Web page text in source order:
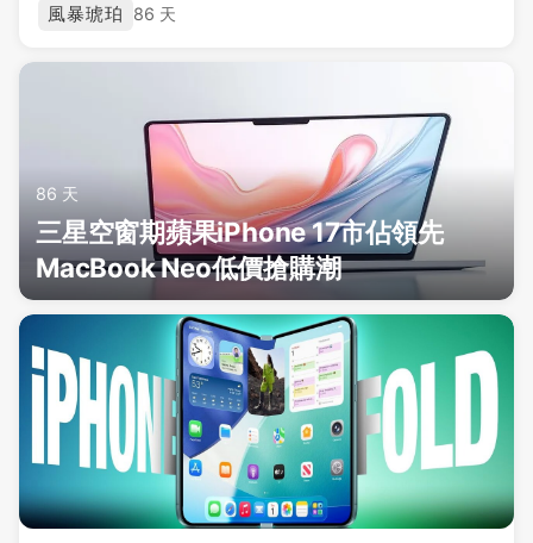
風暴琥珀 86 天
86 天
三星空窗期蘋果iPhone 17市佔領先
MacBook Neo低價搶購潮